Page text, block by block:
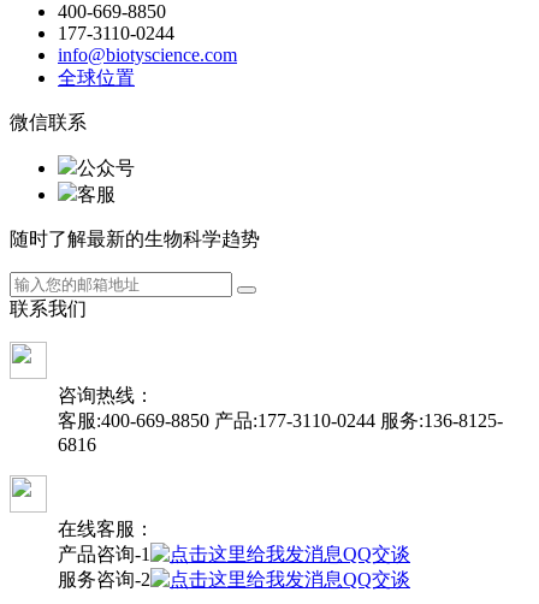
400-669-8850
177-3110-0244
info@biotyscience.com
全球位置
微信联系
公众号
客服
随时了解最新的生物科学趋势
联系我们
咨询热线：
客服:400-669-8850 产品:177-3110-0244 服务:136-8125-
6816
在线客服：
产品咨询-1
QQ交谈
服务咨询-2
QQ交谈